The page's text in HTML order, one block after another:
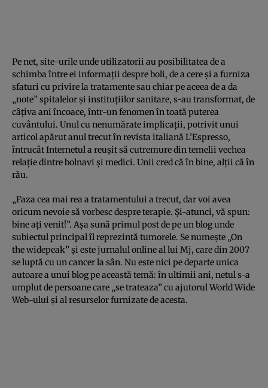
Pe net, site-urile unde utilizatorii au posibilitatea de a
schimba între ei informaţii despre boli, de a cere şi a furniza
sfaturi cu privire la tratamente sau chiar pe aceea de a da
„note” spitalelor şi instituţiilor sanitare, s-au transformat, de
câţiva ani încoace, într-un fenomen în toată puterea
cuvântului. Unul cu nenumărate implicaţii, potrivit unui
articol apărut anul trecut în revista italiană L’Espresso,
întrucât Internetul a reuşit să cutremure din temelii vechea
relaţie dintre bolnavi şi medici. Unii cred că în bine, alţii că în
rău.
„Faza cea mai rea a tratamentului a trecut, dar voi avea
oricum nevoie să vorbesc despre terapie. Şi-atunci, vă spun:
bine aţi venit!”. Aşa sună primul post de pe un blog unde
subiectul principal îl reprezintă tumorele. Se numeşte „On
the widepeak” şi este jurnalul online al lui Mj, care din 2007
se luptă cu un cancer la sân. Nu este nici pe departe unica
autoare a unui blog pe această temă: în ultimii ani, netul s-a
umplut de persoane care „se trateaza” cu ajutorul World Wide
Web-ului şi al resurselor furnizate de acesta.